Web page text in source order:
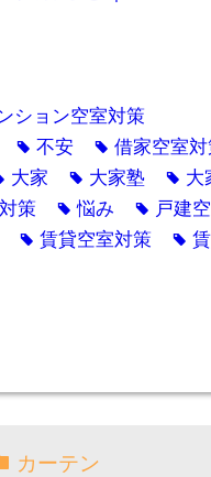
ション空室対策
tag 不安 tag 借家空室対
大家 tag 大家塾 tag 大
策 tag悩み tag 戸建
tag 賃貸空室対策 tag
カーテン